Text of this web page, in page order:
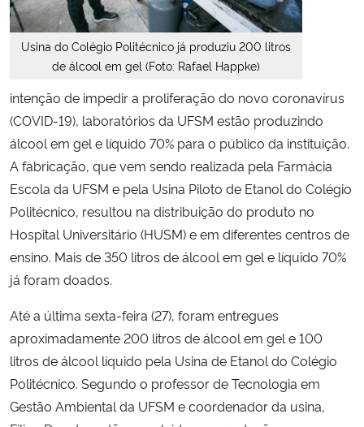
Ministério da Mulher, da Família e dos Direitos Humanos
Secretaria de Governo
Gabinete de Segurança Institucional
Advocacia-Geral da União
Banco Central do Brasil
Usina do Colégio Politécnico já produziu 200 litros
de álcool em gel (Foto: Rafael Happke)
intenção de impedir a proliferação do novo coronavírus
(COVID-19), laboratórios da UFSM estão produzindo
álcool em gel e líquido 70% para o público da instituição.
A fabricação, que vem sendo realizada pela Farmácia
Escola da UFSM e pela Usina Piloto de Etanol do Colégio
Politécnico, resultou na distribuição do produto no
Hospital Universitário (HUSM) e em diferentes centros de
ensino. Mais de 350 litros de álcool em gel e líquido 70%
já foram doados.
Até a última sexta-feira (27), foram entregues
aproximadamente 200 litros de álcool em gel e 100
litros de álcool líquido pela Usina de Etanol do Colégio
Politécnico. Segundo o professor de Tecnologia em
Gestão Ambiental da UFSM e coordenador da usina,